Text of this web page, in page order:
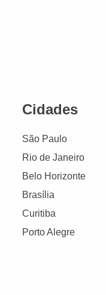
Cidades
São Paulo
Rio de Janeiro
Belo Horizonte
Brasília
Curitiba
Porto Alegre